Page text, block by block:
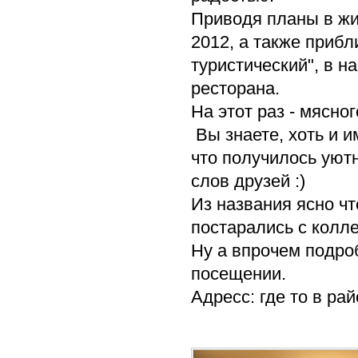
Приводя планы в
2012, а также
туристический", в
ресторана.
На этот раз -
Вы знаете, хоть и
что получилось
слов друзей :)
Из названия ясно
постарались с
Ну а впрочем
посещении.
Адресс: где то в